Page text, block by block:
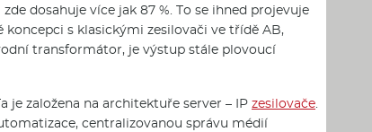
dosahuje více jak 87 %. To se ihned projevuje
s klasickými zesilovači ve třídě AB,
transformátor, je výstup stále plovoucí
je založena na architektuře server – IP zesilovače.
centralizovanou správu médií